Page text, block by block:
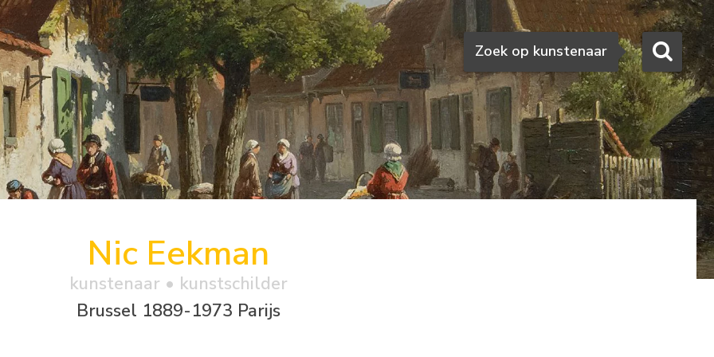
Zoeken
Zoek op kunstenaar
Nic Eekman
kunstenaar • kunstschilder
Brussel 1889-1973 Parijs